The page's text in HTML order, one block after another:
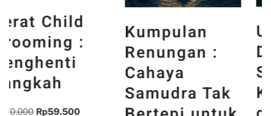
Kumpulan
Renungan :
Cahaya
Samudra Tak
Untuk Masa
Depan :
Secercah
Kontribusi